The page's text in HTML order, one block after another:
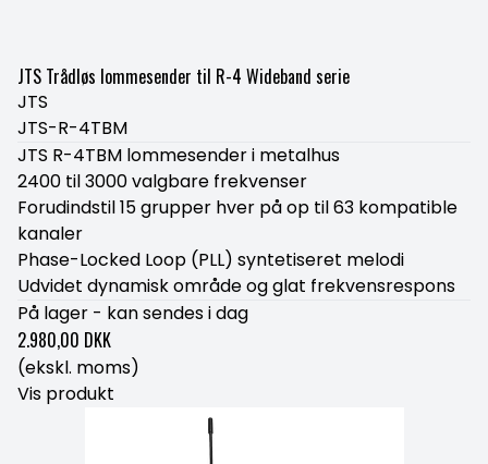
JTS Trådløs lommesender til R-4 Wideband serie
JTS
JTS-R-4TBM
JTS R-4TBM lommesender i metalhus
2400 til 3000 valgbare frekvenser
Forudindstil 15 grupper hver på op til 63 kompatible
kanaler
Phase-Locked Loop (PLL) syntetiseret melodi
Udvidet dynamisk område og glat frekvensrespons
På lager - kan sendes i dag
2.980,00 DKK
(ekskl. moms)
Vis produkt